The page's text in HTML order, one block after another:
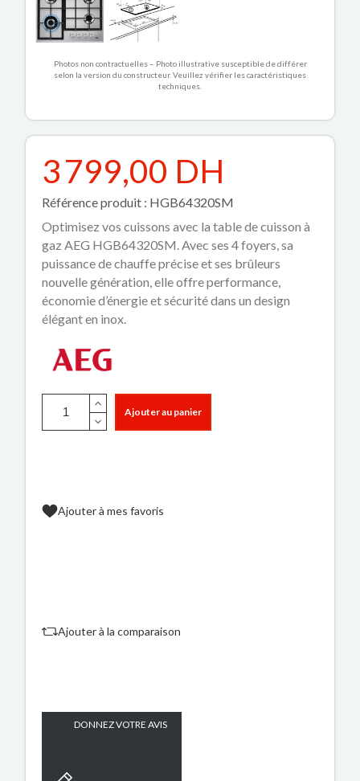
Photos non contractuelles – Photo illustrative susceptible de différer
selon la version du constructeur. Veuillez vérifier les caractéristiques
techniques.
3 799,00 DH
Référence produit : HGB64320SM
Optimisez vos cuissons avec la table de cuisson à
gaz AEG HGB64320SM. Avec ses 4 foyers, sa
puissance de chauffe précise et ses brûleurs
nouvelle génération, elle offre performance,
économie d’énergie et sécurité dans un design
élégant en inox.
Ajouter au panier
Ajouter à mes favoris
Ajouter à la comparaison
DONNEZ VOTRE AVIS